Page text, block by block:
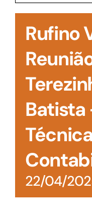
Rufino
Batista
22/04/